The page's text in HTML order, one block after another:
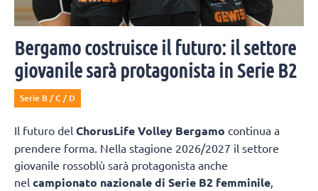
Bergamo costruisce il futuro: il settore
giovanile sarà protagonista in Serie B2
Serie B / C / D
Il futuro del ChorusLife Volley Bergamo continua a
prendere forma. Nella stagione 2026/2027 il settore
giovanile rossoblù sarà protagonista anche
nel campionato nazionale di Serie B2 femminile